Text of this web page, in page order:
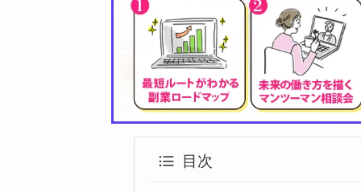
目次